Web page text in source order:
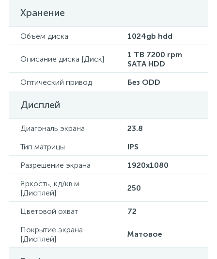
Хранение
Объем диска 1024gb hdd
Описание диска [Диск]
1 TB 7200 rpm
SATA HDD
Оптический привод
Без ODD
Дисплей
Диагональ экрана
23.8
Тип матрицы
IPS
Разрешение экрана
1920x1080
Яркость, кд/кв.м
[Дисплей]
250
Цветовой охват
72
Покрытие экрана
[Дисплей]
Матовое